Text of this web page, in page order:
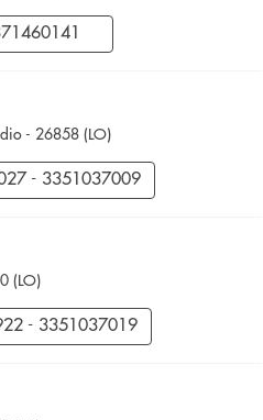
- 26858 (LO)
- 3351037009
(LO)
- 3351037019